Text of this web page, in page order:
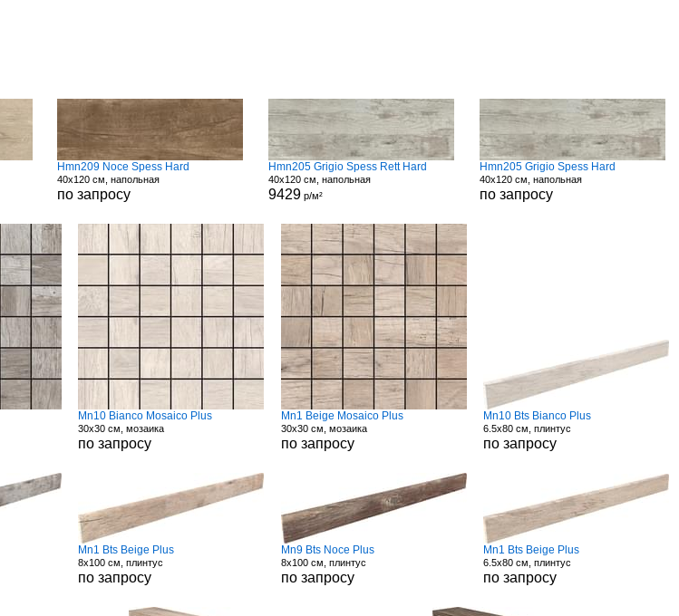
Hmn209 Noce Spess Hard
40x120 см, напольная
по запросу
Hmn205 Grigio Spess Rett Hard
40x120 см, напольная
9429р/м²
Hmn205 Grigio Spess Hard
40x120 см, напольная
по запросу
Mn10 Bianco Mosaico Plus
30x30 см, мозаика
по запросу
Mn1 Beige Mosaico Plus
30x30 см, мозаика
по запросу
Mn10 Bts Bianco Plus
6.5x80 см, плинтус
по запросу
Mn1 Bts Beige Plus
8x100 см, плинтус
по запросу
Mn9 Bts Noce Plus
8x100 см, плинтус
по запросу
Mn1 Bts Beige Plus
6.5x80 см, плинтус
по запросу